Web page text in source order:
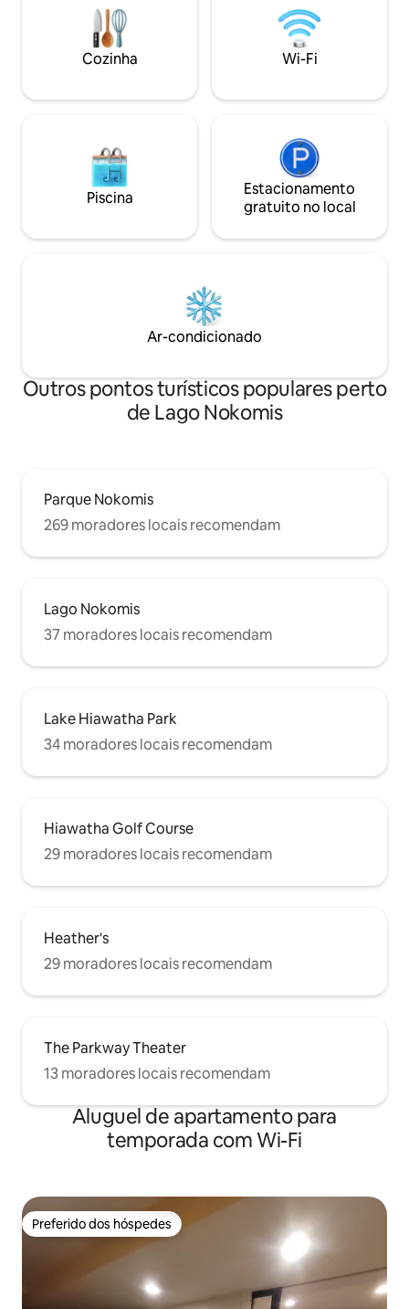
coração do tranquilo SE Mnpls, estamos
a quarteirões de distância das praias do
Lago Nokomis, trilhas, aluguéis,
refeições exclusivas e muito mais. A 15
mimar enquanto descobre Minneapolis!
Cozinha
máquina de café - Pátio dos fundos com
mesa de fogo
Entrada sem
Pequeno, mas
Cozinha Wi-Fi
Piscina
Estacionamento
gratuito no local
Ar-condicionado
Outros pontos turísticos populares perto
de Lago Nokomis
Parque Nokomis
269 moradores locais recomendam
Lago Nokomis
37 moradores locais recomendam
Lake Hiawatha Park
34 moradores locais recomendam
Hiawatha Golf Course
29 moradores locais recomendam
Heather's
29 moradores locais recomendam
The Parkway Theater
13 moradores locais recomendam
Aluguel de apartamento para
temporada com Wi-Fi
Preferido dos hóspedes
Preferido dos hóspedes